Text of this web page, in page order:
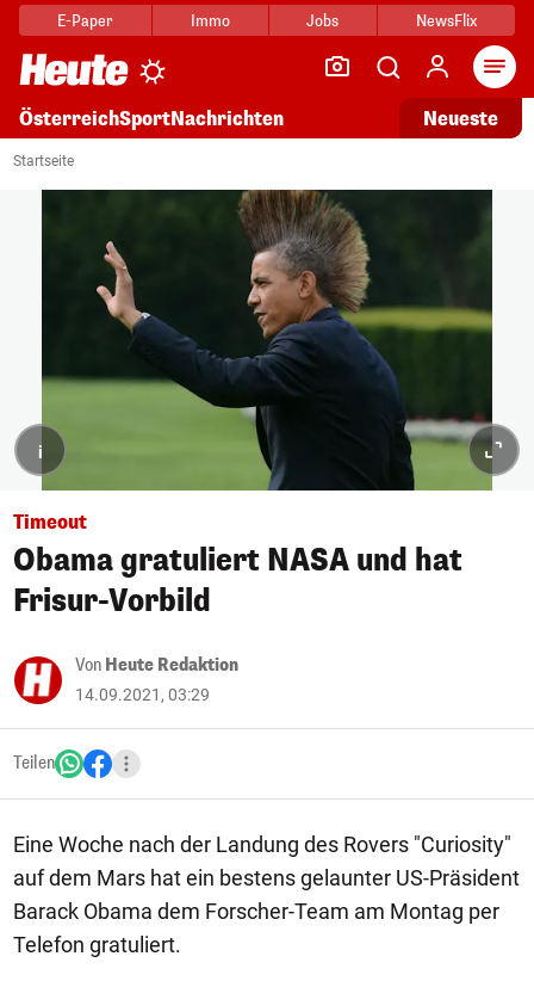
E-Paper Immo Jobs NewsFlix
ÖsterreichSportNachrichten Neueste
Startseite
i
Timeout
Obama gratuliert NASA und hat
Frisur-Vorbild
Von Heute Redaktion
14.09.2021, 03:29
Teilen
Eine Woche nach der Landung des Rovers "Curiosity"
auf dem Mars hat ein bestens gelaunter US-Präsident
Barack Obama dem Forscher-Team am Montag per
Telefon gratuliert.